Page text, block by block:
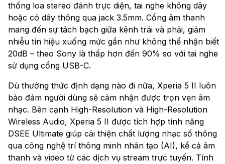
thống loa stereo đánh trực diện, tai nghe không dây
hoặc có dây thông qua jack 3.5mm. Cổng âm thanh
mang đến sự tách bạch giữa kênh trái và phải, giảm
nhiễu tín hiệu xuống mức gần như không thể nhận biết
20dB – theo Sony là thấp hơn đến 90% so với tai nghe
sử dụng cổng USB-C.
Dù thưởng thức định dạng nào đi nữa, Xperia 5 II luôn
bảo đảm người dùng sẽ cảm nhận được trọn vẹn âm
nhạc. Bên cạnh High-Resolution và High-Resolution
Wireless Audio, Xperia 5 II được tích hợp tính năng
DSEE Ultimate giúp cải thiện chất lượng nhạc số thông
qua công nghệ trí thông minh nhân tạo (AI), kể cả âm
thanh và video từ các dịch vụ stream trực tuyến. Tính